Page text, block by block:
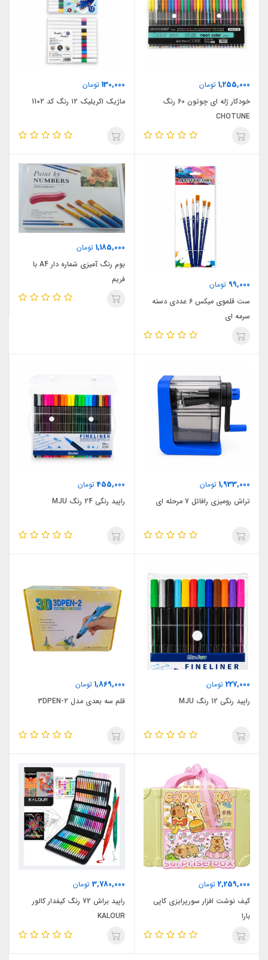
1,255,000 تومان
خودکار ژله ای چوتون 60 رنگ
CHOTUNE
130,000 تومان
ماژیک اکریلیک ۱۲ رنگ کد 1102
99,000 تومان
ست قلموی میکس 6 عددی دسته
سرمه ای
1,185,000 تومان
بوم رنگ آمیزی شماره دار A4 با
فریم
1,933,000 تومان
تراش رومیزی رافائل 7 مرحله ای
455,000تومان
راپید رنگی 24 رنگ MJU
227,000 تومان
راپید رنگی 12 رنگ MJU
1,869,000 تومان
قلم سه بعدی مدل 3DPEN-2
2,259,000 تومان
کیف نوشت افزار سورپرایزی کاپی
بارا
3,780,000 تومان
راپید براش 72 رنگ کیفدار کالور
KALOUR